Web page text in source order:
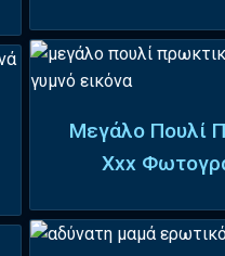
Μεγάλο Πουλί
Xxx